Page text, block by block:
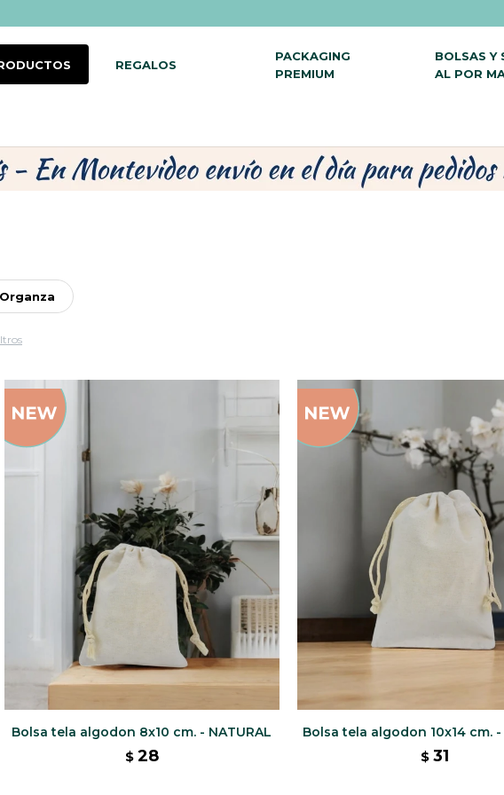
REGALOS
PACKAGING
PREMIUM
BOLSAS Y
AL POR
Organza
Bolsa tela algodon 8x10 cm. - NATURAL
$ 28
Bolsa tela algodon 10x14 cm. -
$ 31